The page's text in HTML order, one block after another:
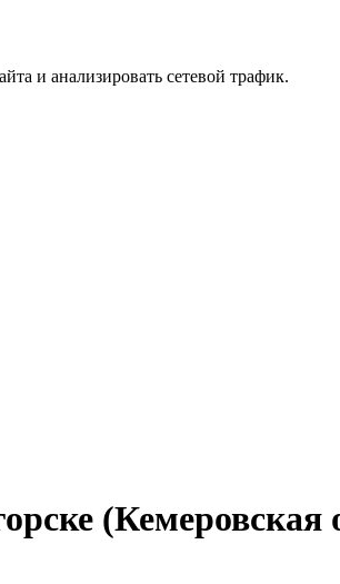
и анализировать сетевой трафик.
(Кемеровская